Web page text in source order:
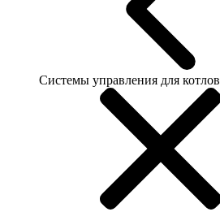
Системы управления для котлов